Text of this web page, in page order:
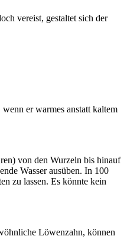
vereist, gestaltet sich der
er warmes anstatt kaltem
von den Wurzeln bis hinauf
Wasser ausüben. In 100
zu lassen. Es könnte kein
Löwenzahn, können